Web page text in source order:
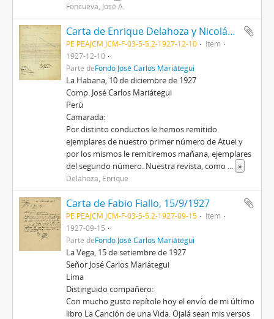
Foncueva, José A.
Carta de Enrique Delahoza y Nicolás Gamolín, 10/12/1927
PE PEAJCM JCM-F-03-5-5.2-1927-12-10
Item
1927-12-10
Parte deFondo José Carlos Mariátegui
La Habana, 10 de diciembre de 1927
Comp. José Carlos Mariátegui
Perú
Camarada:
Por distinto conductos le hemos remitido
ejemplares de nuestro primer número de Atuei y
por los mismos le remitiremos mañana, ejemplares
del segundo número. Nuestra revista, como ... »
Delahoza, Enrique
Carta de Fabio Fiallo, 15/9/1927
PE PEAJCM JCM-F-03-5-5.2-1927-09-15
Item
1927-09-15
Parte deFondo José Carlos Mariátegui
La Vega, 15 de setiembre de 1927
Señor José Carlos Mariátegui
Lima
Distinguido compañero:
Con mucho gusto repítole hoy el envío de mi último
libro La Canción de una Vida. Ojalá sean mis versos